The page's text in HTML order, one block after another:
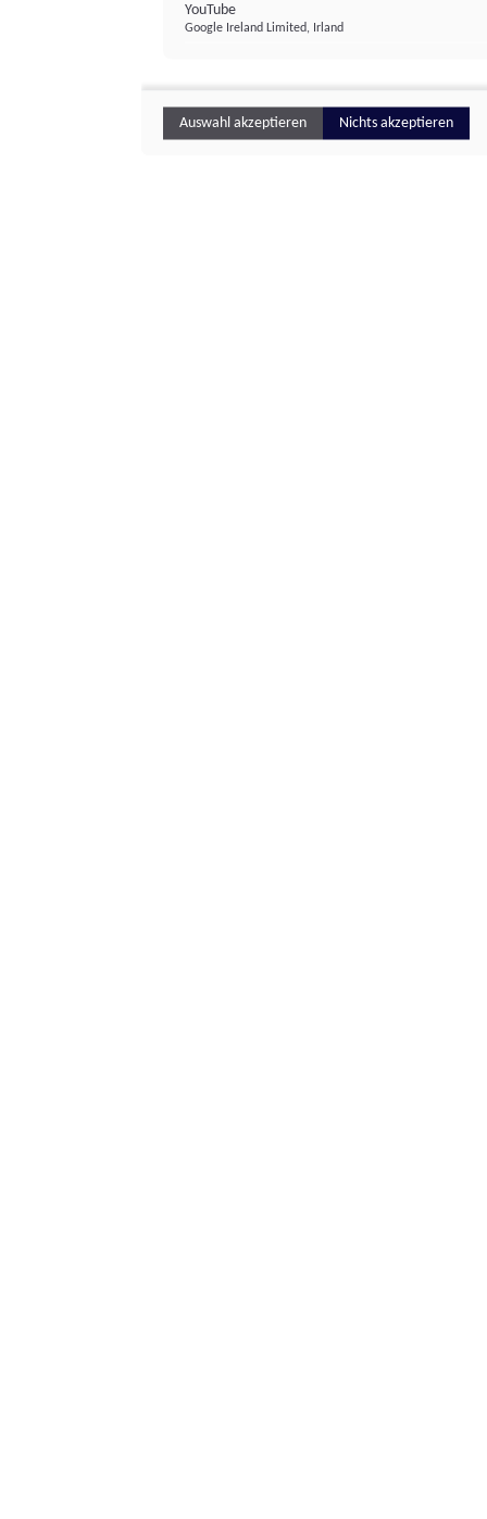
YouTube
Google Ireland Limited, Irland
Auswahl akzeptieren Nichts akzeptieren